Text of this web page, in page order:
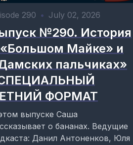
290 • July 02, 2026
№290. История
Майке» и
пальчиках»
ФОРМАТ
выпуске Саша
о бананах. Ведущие
Данил Антоненков, Юля